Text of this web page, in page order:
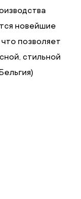
новейшие
позволяет
стильной